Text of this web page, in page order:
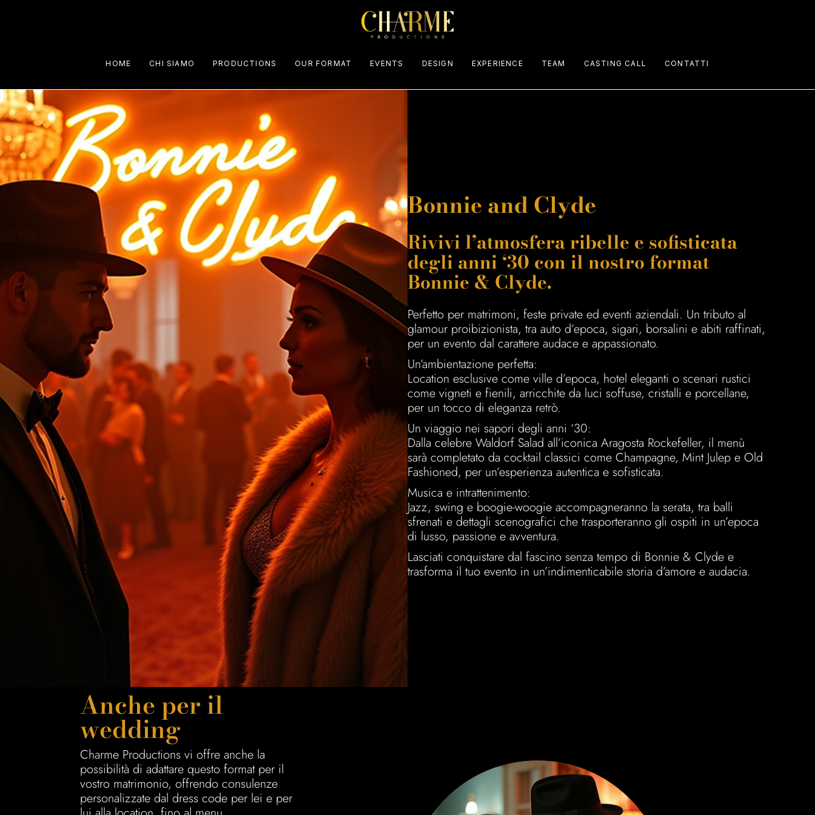
HOME CHI SIAMO PRODUCTIONS OUR FORMAT EVENTS DESIGN EXPERIENCE TEAM CASTING CALL CONTATTI
Bonnie and Clyde
Rivivi l’atmosfera ribelle e sofisticata
degli anni ‘30 con il nostro format
Bonnie & Clyde.
Perfetto per matrimoni, feste private ed eventi aziendali. Un tributo al
glamour proibizionista, tra auto d’epoca, sigari, borsalini e abiti raffinati,
per un evento dal carattere audace e appassionato.
Un’ambientazione perfetta:
Location esclusive come ville d’epoca, hotel eleganti o scenari rustici
come vigneti e fienili, arricchite da luci soffuse, cristalli e porcellane,
per un tocco di eleganza retrò.
Un viaggio nei sapori degli anni ‘30:
Dalla celebre Waldorf Salad all’iconica Aragosta Rockefeller, il menù
sarà completato da cocktail classici come Champagne, Mint Julep e Old
Fashioned, per un’esperienza autentica e sofisticata.
Musica e intrattenimento:
Jazz, swing e boogie-woogie accompagneranno la serata, tra balli
sfrenati e dettagli scenografici che trasporteranno gli ospiti in un’epoca
di lusso, passione e avventura.
Lasciati conquistare dal fascino senza tempo di Bonnie & Clyde e
trasforma il tuo evento in un’indimenticabile storia d’amore e audacia.
Anche per il
wedding
Charme Productions vi offre anche la
possibilità di adattare questo format per il
vostro matrimonio, offrendo consulenze
personalizzate dal dress code per lei e per